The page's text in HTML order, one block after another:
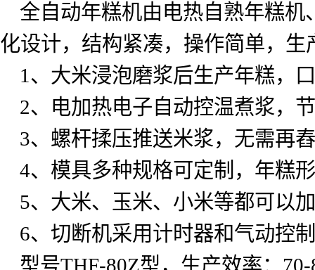
全自动年糕机由电热自熟年糕
化设计，结构紧凑，操作简单，
1 、大米浸泡磨浆后生产年糕，
2、电加热电子自动控温煮浆，
3、螺杆揉压推送米浆，无需再
4、模具多种规格可定制，年糕
5、大米、玉米、小米等都可以
6、切断机采用计时器和气动控
型号THF-80Z型，生产效率：